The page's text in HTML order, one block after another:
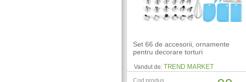
Set 66 de accesorii, ornamente
pentru decorare torturi
Vandut de: TREND MARKET
Cod produs